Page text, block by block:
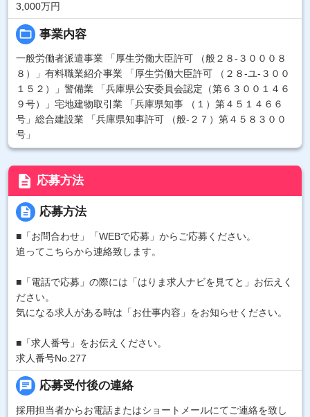
3,000万円
folder_open 事業内容
一般労働者派遣事業 「厚生労働大臣許可 （般２８-３０００８
８）」有料職業紹介事業 「厚生労働大臣許可 （２８-ユ-３００
１５２）」警備業 「兵庫県公安委員会認定（第６３００１４６
９号）」宅地建物取引業 「兵庫県知事 （１）第４５１４６６
号」総合建設業 「兵庫県知事許可 （般-２７）第４５８３００
号」
description 応募方法
description 応募方法
■「お問合わせ」「WEBで応募」からご応募ください。
追ってこちらから連絡致します。
■「電話で応募」の際には「はりま求人ナビを見てと」お伝えく
ださい。
気になる求人がある時は「お仕事内容」をお知らせください。
■「求人番号」をお伝えください。
求人番号No.277
chat 応募受付後の連絡
採用担当者からお電話またはショートメールにてご連絡を致し